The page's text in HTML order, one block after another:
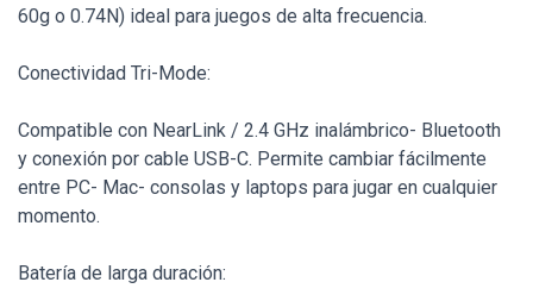
60g o 0.74N) ideal para juegos de alta frecuencia.
Conectividad Tri-Mode:
Compatible con NearLink / 2.4 GHz inalámbrico- Bluetooth
y conexión por cable USB-C. Permite cambiar fácilmente
entre PC- Mac- consolas y laptops para jugar en cualquier
momento.
Batería de larga duración: